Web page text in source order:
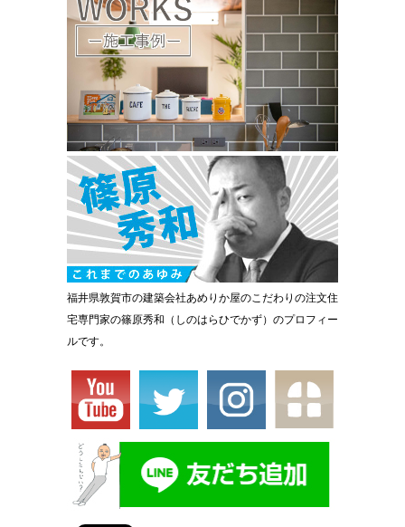
福井県敦賀市の建築会社あめりか屋のこだわりの注文住
宅専門家の篠原秀和（しのはらひでかず）のプロフィー
ルです。